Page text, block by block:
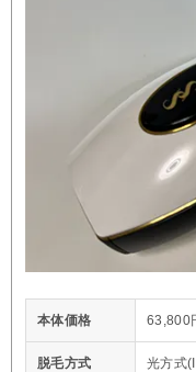
本体価格 63,800
脱毛方式 光方式